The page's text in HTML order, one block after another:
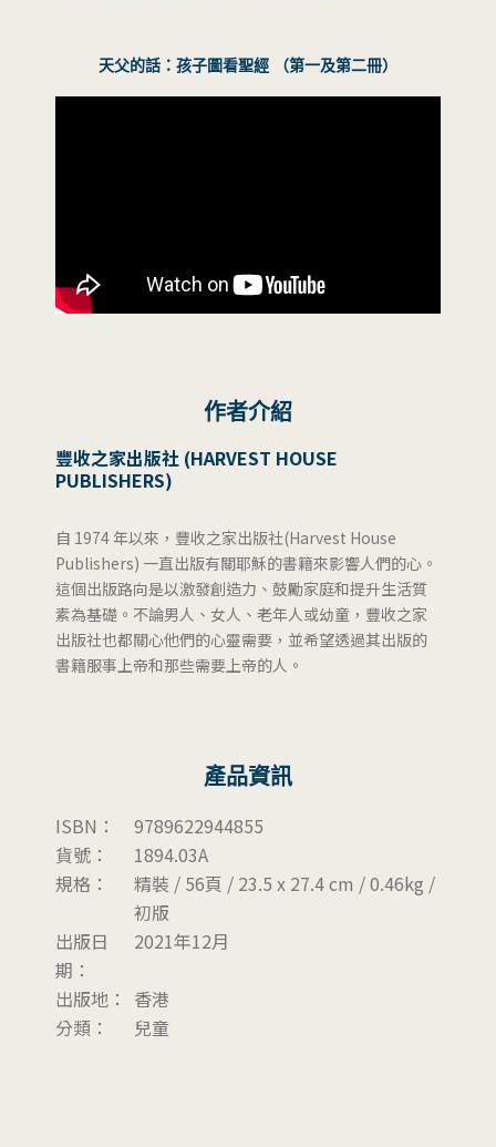
天父的話：孩子圖看聖經 （第一及第二冊）
作者介紹
豐收之家出版社 (HARVEST HOUSE
PUBLISHERS)
自 1974 年以來，豐收之家出版社(Harvest House
Publishers) 一直出版有關耶穌的書籍來影響人們的心。
這個出版路向是以激發創造力、鼓勵家庭和提升生活質
素為基礎。不論男人、女人、老年人或幼童，豐收之家
出版社也都關心他們的心靈需要，並希望透過其出版的
書籍服事上帝和那些需要上帝的人。
產品資訊
ISBN：
9789622944855
貨號：
1894.03A
規格：
精裝 / 56頁 / 23.5 x 27.4 cm / 0.46kg /
初版
出版日
期：
2021年12月
出版地：
香港
分類：
兒童